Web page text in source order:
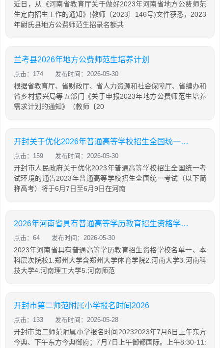
近日，从《河南省教育厅关于做好2023年河南省地方公费师范
生定向招生工作的通知》(教师〔2023〕146号)文件获悉，2023
年尉氏县地方公费师范生招录名额共
兰考县2026年地方公费师范生培养计划
点击：174 发布时间：2026-05-30
根据省教育厅、省财政厅、省人力资源和社会保障厅、省编办和
省乡村振兴局等五部门《关于申报2023年地方公费师范生培养
需求计划的通知》（教师〔20
开封关于优化2026年普通高等学校招生全国统一考试环境的通告
点击：159 发布时间：2026-05-30
开封市人民政府关于优化2023年普通高等学校招生全国统一考
试环境的通告2023年普通高等学校招生全国统一考试（以下简
称高考）将于6月7日至6月9日在河南
2026年河南省具有普通高等学历教育招生资格学校名单一览
点击：64 发布时间：2026-05-30
2023年河南省具有普通高等学历教育招生资格学校名单一、本
科层次院校1.郑州大学含郑州大学体育学院2.河南大学3.河南科
技大学4.河南理工大学5.河南师范
开封市第二师范附属小学报名时间2026
点击：133 发布时间：2026-05-28
开封市第二师范附属小学报名时间20232023年7月6日上午东方
今典、下午东方今典御府；7月7日上午御都国际。上午8:30-11: